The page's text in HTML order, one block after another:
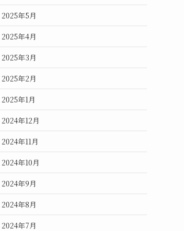
2025年5月
2025年4月
2025年3月
2025年2月
2025年1月
2024年12月
2024年11月
2024年10月
2024年9月
2024年8月
2024年7月